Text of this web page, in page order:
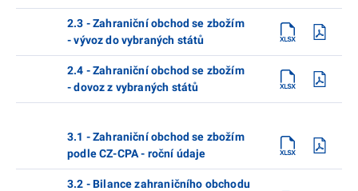
2.3 - Zahraniční obchod se zbožím
- vývoz do vybraných států
2.4 - Zahraniční obchod se zbožím
- dovoz z vybraných států
3.1 - Zahraniční obchod se zbožím
podle CZ-CPA - roční údaje
3.2 - Bilance zahraničního obchodu